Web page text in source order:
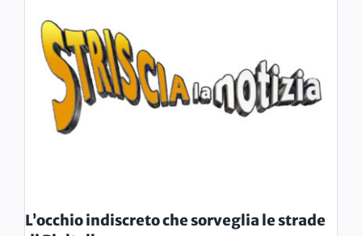
L’occhio indiscreto che sorveglia le strade